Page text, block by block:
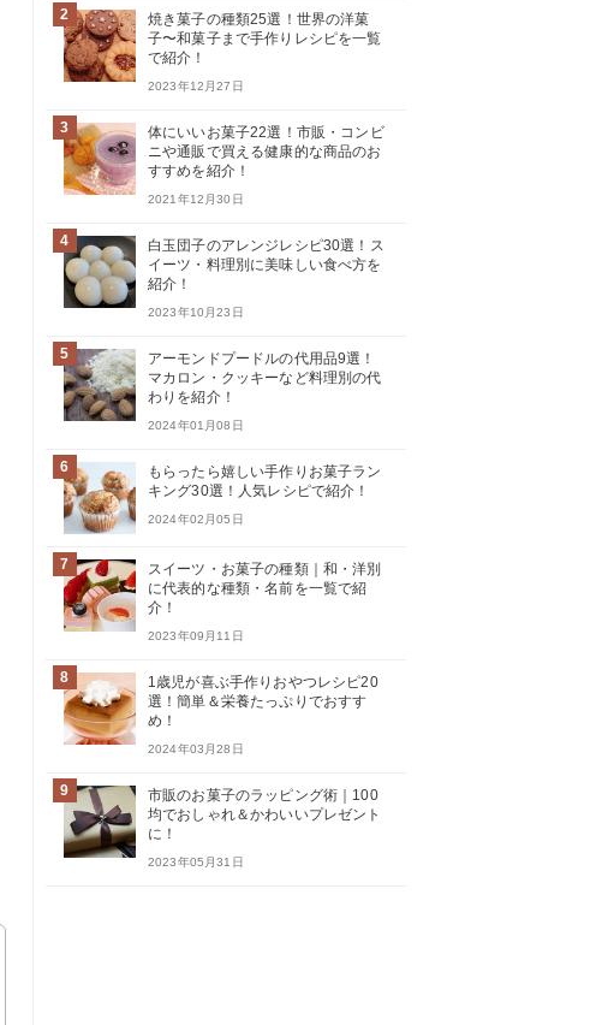
2
焼き菓子の種類25選！世界の洋菓
子〜和菓子まで手作りレシピを一覧
で紹介！
2023年12月27日
3
体にいいお菓子22選！市販・コンビ
ニや通販で買える健康的な商品のお
すすめを紹介！
2021年12月30日
4
白玉団子のアレンジレシピ30選！ス
イーツ・料理別に美味しい食べ方を
紹介！
2023年10月23日
5
アーモンドプードルの代用品9選！
マカロン・クッキーなど料理別の代
わりを紹介！
2024年01月08日
6
もらったら嬉しい手作りお菓子ラン
キング30選！人気レシピで紹介！
2024年02月05日
7
スイーツ・お菓子の種類｜和・洋別
に代表的な種類・名前を一覧で紹
介！
2023年09月11日
8
1歳児が喜ぶ手作りおやつレシピ20
選！簡単＆栄養たっぷりでおすす
め！
2024年03月28日
9
市販のお菓子のラッピング術｜100
均でおしゃれ＆かわいいプレゼント
に！
2023年05月31日